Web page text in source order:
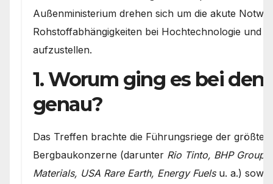
Außenministerium drehen sich um die akute
Rohstoffabhängigkeiten bei Hochtechnologie und
aufzustellen.
1. Worum ging es bei den
genau?
Das Treffen brachte die Führungsriege der
Bergbaukonzerne (darunter Rio Tinto, BHP
Materials, USA Rare Earth, Energy Fuelsu. a.)